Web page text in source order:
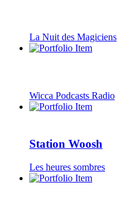
La Nuit des Magiciens
Wicca Podcasts Radio
Station Woosh
Les heures sombres